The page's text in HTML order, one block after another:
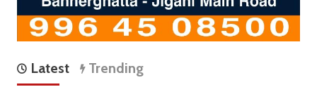
Latest Trending